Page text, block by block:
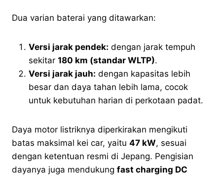
Dua varian baterai yang ditawarkan:
Versi jarak pendek: dengan jarak tempuh
sekitar 180 km (standar WLTP).
Versi jarak jauh: dengan kapasitas lebih
besar dan daya tahan lebih lama, cocok
untuk kebutuhan harian di perkotaan padat.
Daya motor listriknya diperkirakan mengikuti
batas maksimal kei car, yaitu 47 kW, sesuai
dengan ketentuan resmi di Jepang. Pengisian
dayanya juga mendukung fast charging DC